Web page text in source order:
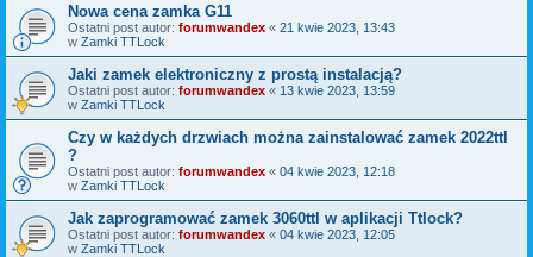
Nowa cena zamka G11
Ostatni post autor: forumwandex « 21 kwie 2023, 13:43
w Zamki TTLock
Jaki zamek elektroniczny z prostą instalacją?
Ostatni post autor: forumwandex « 13 kwie 2023, 13:59
w Zamki TTLock
Czy w każdych drzwiach można zainstalować zamek 2022ttl
?
Ostatni post autor: forumwandex « 04 kwie 2023, 12:18
w Zamki TTLock
Jak zaprogramować zamek 3060ttl w aplikacji Ttlock?
Ostatni post autor: forumwandex « 04 kwie 2023, 12:05
w Zamki TTLock